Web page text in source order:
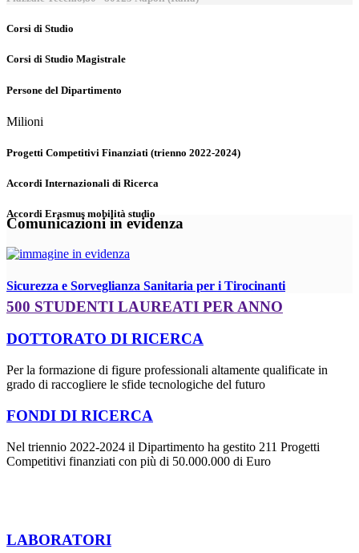
Corsi di Studio
Corsi di Studio Magistrale
Persone del Dipartimento
Milioni
Progetti Competitivi Finanziati (trienno 2022-2024)
Accordi Internazionali di Ricerca
Accordi Erasmus mobilità studio
Comunicazioni in evidenza
Sicurezza e Sorveglianza Sanitaria per i Tirocinanti
500 STUDENTI LAUREATI PER ANNO
DOTTORATO DI RICERCA
Per la formazione di figure professionali altamente qualificate in
grado di raccogliere le sfide tecnologiche del futuro
FONDI DI RICERCA
Nel triennio 2022-2024 il Dipartimento ha gestito 211 Progetti
Competitivi finanziati con più di 50.000.000 di Euro
LABORATORI